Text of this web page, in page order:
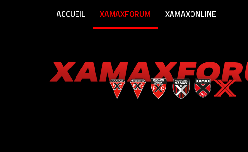
ACCUEIL XAMAXFORUM XAMAXONLINE